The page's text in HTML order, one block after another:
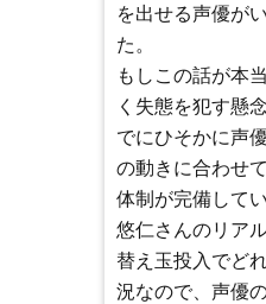
を出せる声優が
た。
もしこの話が本
く失態を犯す懸
でにひそかに声
の動きに合わせ
体制が完備して
悠仁さんのリア
替え玉投入でど
況なので、声優